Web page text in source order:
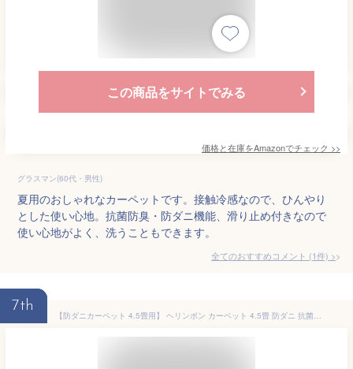
この商品をサイトでみる
価格と在庫をAmazonでチェック >>
グラスマン(60代・男性)
夏用のおしゃれなカーペットです。接触冷感なので、ひんやり
とした使い心地。抗菌防臭・防ダニ機能、滑り止め付きなので
使い心地がよく、洗うこともできます。
全てのおすすめコメント (1件) >
7th
【防ダニカーペット 4.5畳用】 ヘリンボン カーペット 4.5畳 防ダニ 抗菌 折りたたみカーペット 江戸間4.5畳 約261×261cm 防ダニ 抗菌 国産 おしゃれ じゅうたん ラグ 4.5帖 4.5畳 261×261 絨毯 ホットカーペット対応 折りたたみ